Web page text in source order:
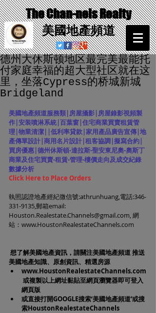
The Chan-nels Realty
​美國地產頻道
德州大休斯顿地区最完美最能托
付家庭幸福的超大型社区就在这
里，坐落Cypress的桥城新城
Bridgeland
美國地產頻道服務類|房屋攝影|房屋錄影視頻製
作|安装噴淋系統|百葉窗|住宅商業買賣租賃管
理|物業清潔||低利率貸款|家用產品廣告宣傳|地
產傳單設計|商用名片設計|租客協調|擬寫合約|
買房優惠|德州休斯頓-達拉斯-聖安東尼奧-奧斯丁
商業及住宅買賣-租賃-管理-樓價走向及成交紀錄
數據分析
Click Here to Place Orders
執照認證地產經紀微信號:athrunhuang,電話:346-
331-9135,郵箱email:
Houston.Realestate.Channels@gmail.com, 網
站： www.HoustonRealestateChannels.com
想了解美國地產資訊，請關注美國地產頻道 推送
美國地產知識、原創資訊、精選房源
www.HoustonRealestateChannels.com
或複製以上網址黏貼至網頁瀏覽器即可登入
網頁版
或直接打開GOOGLE搜索‘美國地產頻道’或搜
索HoustonRealestateChannels